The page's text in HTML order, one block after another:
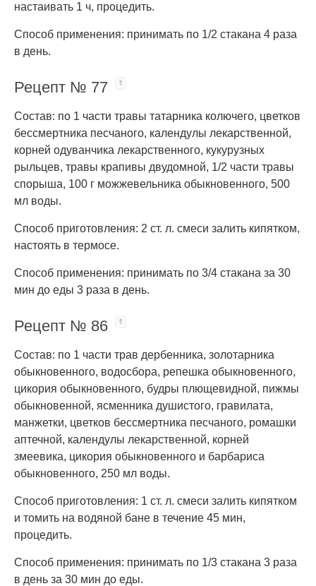
настаивать 1 ч, процедить.
Способ применения: принимать по 1/2 стакана 4 раза
в день.
Рецепт № 77
Состав: по 1 части травы татарника колючего, цветков
бессмертника песчаного, календулы лекарственной,
корней одуванчика лекарственного, кукурузных
рыльцев, травы крапивы двудомной, 1/2 части травы
спорыша, 100 г можжевельника обыкновенного, 500
мл воды.
Способ приготовления: 2 ст. л. смеси залить кипятком,
настоять в термосе.
Способ применения: принимать по 3/4 стакана за 30
мин до еды 3 раза в день.
Рецепт № 86
Состав: по 1 части трав дербенника, золотарника
обыкновенного, водосбора, репешка обыкновенного,
цикория обыкновенного, будры плющевидной, пижмы
обыкновенной, ясменника душистого, гравилата,
манжетки, цветков бессмертника песчаного, ромашки
аптечной, календулы лекарственной, корней
змеевика, цикория обыкновенного и барбариса
обыкновенного, 250 мл воды.
Способ приготовления: 1 ст. л. смеси залить кипятком
и томить на водяной бане в течение 45 мин,
процедить.
Способ применения: принимать по 1/3 стакана 3 раза
в день за 30 мин до еды.